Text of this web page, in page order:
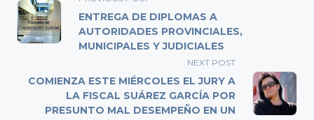
class="nav-
subtitle
screen-
text">Page</span>
ENTREGA DE DIPLOMAS A
AUTORIDADES PROVINCIALES,
MUNICIPALES Y JUDICIALES
NEXT POST
COMIENZA ESTE MIÉRCOLES EL JURY A
LA FISCAL SUÁREZ GARCÍA POR
PRESUNTO MAL DESEMPEÑO EN UN